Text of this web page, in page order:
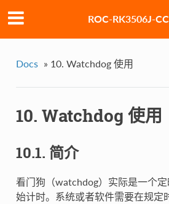
ROC-RK3506J-
Docs » 10. Watchdog 使用
10. Watchdog 使用
10.1. 简介
看门狗（watchdog）实际是一个
始计时。系统或者软件需要在规定